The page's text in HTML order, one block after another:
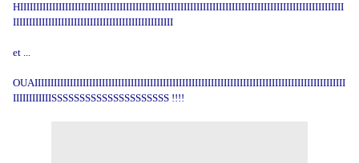
HIIIIIIIIIIIIIIIIIIIIIIIIIIIIIIIIIIIIIIIIIIIIIIIIIIIIIIIIIIIIIIIIIIIIIIIIIIIIIIIIIIIIIIIIIIIIIIIIIIIII
IIIIIIIIIIIIIIIIIIIIIIIIIIIIIIIIIIIIIIIIIIIIIIIIII
et ...
OUAIIIIIIIIIIIIIIIIIIIIIIIIIIIIIIIIIIIIIIIIIIIIIIIIIIIIIIIIIIIIIIIIIIIIIIIIIIIIIIIIIIIIIIIIIIIIIIIII
IIIIIIIIIIIISSSSSSSSSSSSSSSSSSSSS !!!!